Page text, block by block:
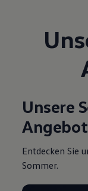
Unsere
Entdecken Sie
Sommer.